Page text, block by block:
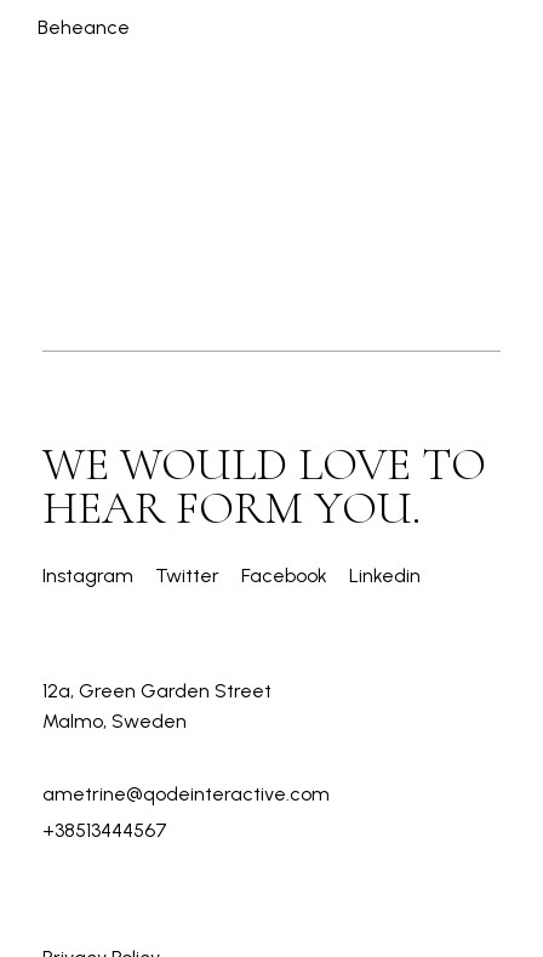
Beheance
WE WOULD LOVE TO
HEAR FORM YOU.
Instagram Twitter Facebook Linkedin
12a, Green Garden Street
Malmo, Sweden
ametrine@qodeinteractive.com
+38513444567